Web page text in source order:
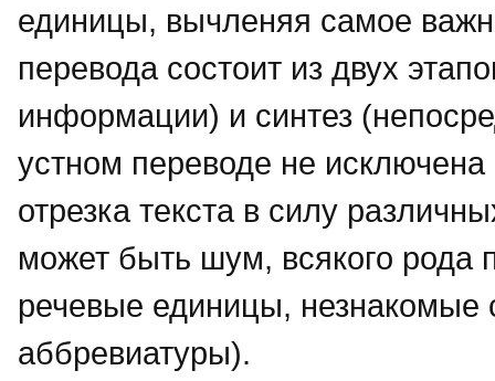
единицы, вычленяя самое
перевода состоит из двух
информации) и синтез
устном переводе не исключена
отрезка текста в силу
может быть шум, всякого рода
речевые единицы,
аббревиатуры).